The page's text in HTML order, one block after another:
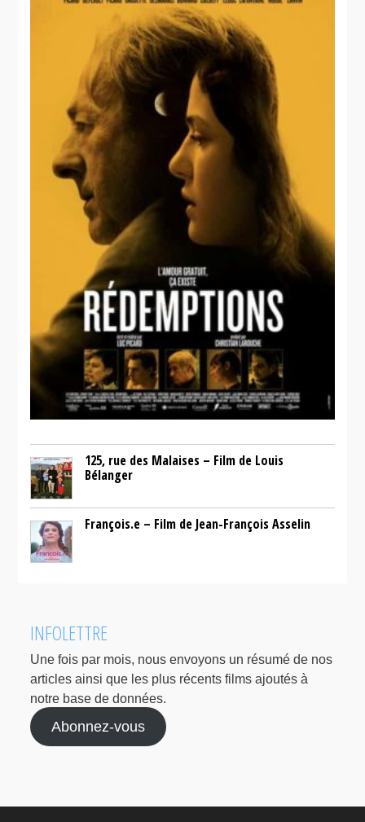
125, rue des Malaises – Film de Louis
Bélanger
François.e – Film de Jean-François Asselin
INFOLETTRE
Une fois par mois, nous envoyons un résumé de nos
articles ainsi que les plus récents films ajoutés à
notre base de données.
Abonnez-vous